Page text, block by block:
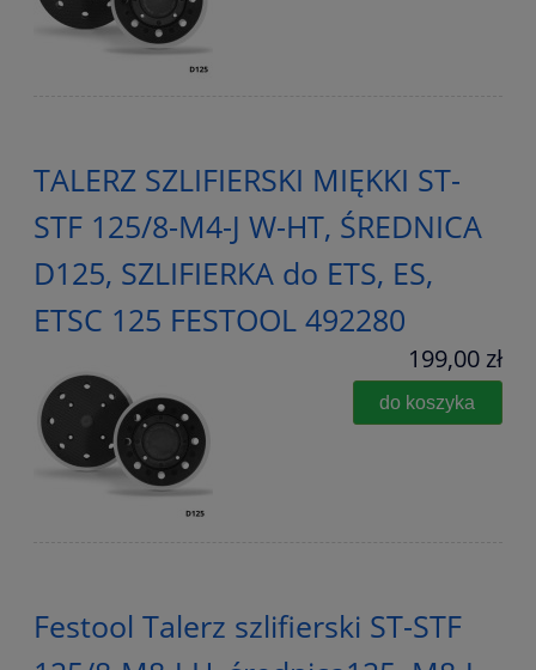
TALERZ SZLIFIERSKI MIĘKKI ST-
STF 125/8-M4-J W-HT, ŚREDNICA
D125, SZLIFIERKA do ETS, ES,
ETSC 125 FESTOOL 492280
199,00 zł
do koszyka
Festool Talerz szlifierski ST-STF